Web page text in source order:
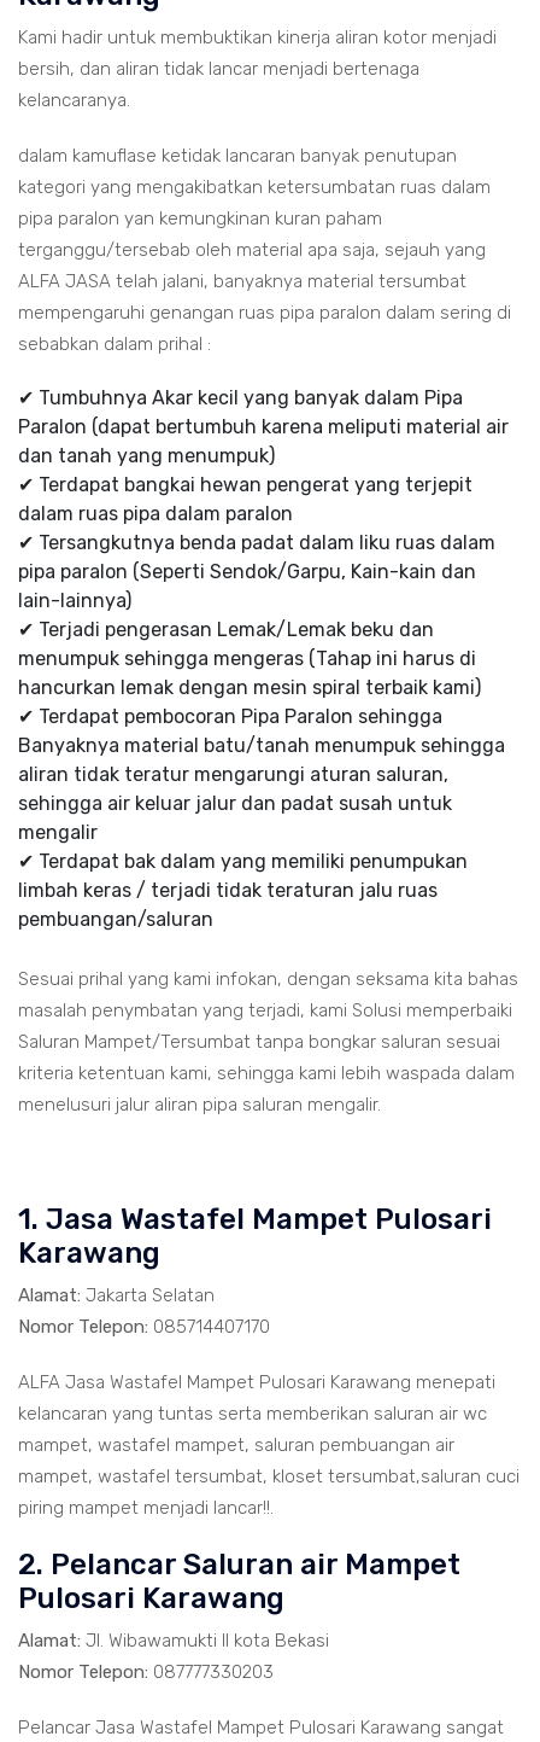
Kami hadir untuk membuktikan kinerja aliran kotor menjadi
bersih, dan aliran tidak lancar menjadi bertenaga
kelancaranya.
dalam kamuflase ketidak lancaran banyak penutupan
kategori yang mengakibatkan ketersumbatan ruas dalam
pipa paralon yan kemungkinan kuran paham
terganggu/tersebab oleh material apa saja, sejauh yang
ALFA JASA telah jalani, banyaknya material tersumbat
mempengaruhi genangan ruas pipa paralon dalam sering di
sebabkan dalam prihal :
✔ Tumbuhnya Akar kecil yang banyak dalam Pipa
Paralon (dapat bertumbuh karena meliputi material air
dan tanah yang menumpuk)
✔ Terdapat bangkai hewan pengerat yang terjepit
dalam ruas pipa dalam paralon
✔ Tersangkutnya benda padat dalam liku ruas dalam
pipa paralon (Seperti Sendok/Garpu, Kain-kain dan
lain-lainnya)
✔ Terjadi pengerasan Lemak/Lemak beku dan
menumpuk sehingga mengeras (Tahap ini harus di
hancurkan lemak dengan mesin spiral terbaik kami)
✔ Terdapat pembocoran Pipa Paralon sehingga
Banyaknya material batu/tanah menumpuk sehingga
aliran tidak teratur mengarungi aturan saluran,
sehingga air keluar jalur dan padat susah untuk
mengalir
✔ Terdapat bak dalam yang memiliki penumpukan
limbah keras / terjadi tidak teraturan jalu ruas
pembuangan/saluran
Sesuai prihal yang kami infokan, dengan seksama kita bahas
masalah penymbatan yang terjadi, kami Solusi memperbaiki
Saluran Mampet/Tersumbat tanpa bongkar saluran sesuai
kriteria ketentuan kami, sehingga kami lebih waspada dalam
menelusuri jalur aliran pipa saluran mengalir.
1. Jasa Wastafel Mampet Pulosari
Karawang
Alamat: Jakarta Selatan
Nomor Telepon: 085714407170
ALFA Jasa Wastafel Mampet Pulosari Karawang menepati
kelancaran yang tuntas serta memberikan saluran air wc
mampet, wastafel mampet, saluran pembuangan air
mampet, wastafel tersumbat, kloset tersumbat,saluran cuci
piring mampet menjadi lancar!!.
2. Pelancar Saluran air Mampet
Pulosari Karawang
Alamat: Jl. Wibawamukti II kota Bekasi
Nomor Telepon: 087777330203
Pelancar Jasa Wastafel Mampet Pulosari Karawang sangat